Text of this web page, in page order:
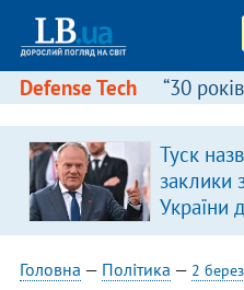
Defense Tech “30
Туск
заклики
України
риторику
Головна — Політика — 2